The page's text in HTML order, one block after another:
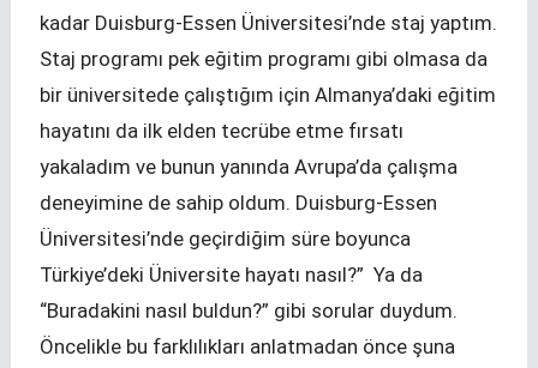
kadar Duisburg-Essen Üniversitesi’nde staj yaptım.
Staj programı pek eğitim programı gibi olmasa da
bir üniversitede çalıştığım için Almanya’daki eğitim
hayatını da ilk elden tecrübe etme fırsatı
yakaladım ve bunun yanında Avrupa’da çalışma
deneyimine de sahip oldum. Duisburg-Essen
Üniversitesi’nde geçirdiğim süre boyunca
Türkiye’deki Üniversite hayatı nasıl?” Ya da
“Buradakini nasıl buldun?” gibi sorular duydum.
Öncelikle bu farklılıkları anlatmadan önce şuna